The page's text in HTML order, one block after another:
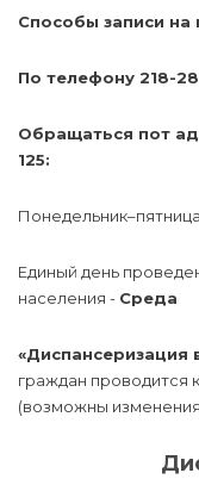
Способы записи на
По телефону 218-
Обращаться пот
125:
Единый день
населения - Среда
«Диспансеризация
граждан проводится
(возможны